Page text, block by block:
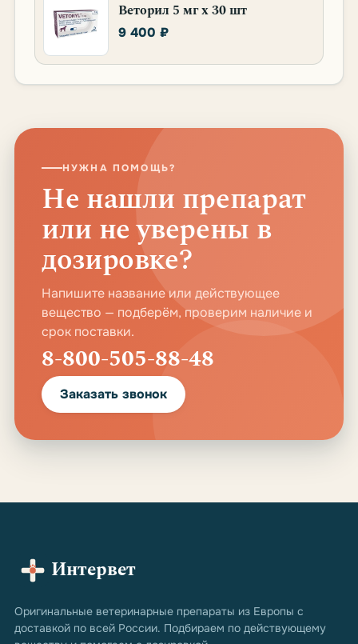
Веторил 5 мг х 30 шт
9 400 ₽
НУЖНА ПОМОЩЬ?
Не нашли препарат
или не уверены в
дозировке?
Напишите название или действующее
вещество — подберём, проверим наличие и
срок поставки.
8-800-505-88-48
Заказать звонок
Интервет
Оригинальные ветеринарные препараты из Европы с
доставкой по всей России. Подбираем по действующему